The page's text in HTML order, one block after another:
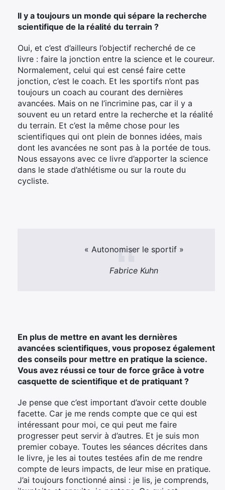
Il y a toujours un monde qui sépare la recherche
scientifique de la réalité du terrain ?
Oui, et c’est d’ailleurs l’objectif recherché de ce
livre : faire la jonction entre la science et le coureur.
Normalement, celui qui est censé faire cette
jonction, c’est le coach. Et les sportifs n’ont pas
toujours un coach au courant des dernières
avancées. Mais on ne l’incrimine pas, car il y a
souvent eu un retard entre la recherche et la réalité
du terrain. Et c’est la même chose pour les
scientifiques qui ont plein de bonnes idées, mais
dont les avancées ne sont pas à la portée de tous.
Nous essayons avec ce livre d’apporter la science
dans le stade d’athlétisme ou sur la route du
cycliste.
« Autonomiser le sportif »
Fabrice Kuhn
En plus de mettre en avant les dernières
avancées scientifiques, vous proposez également
des conseils pour mettre en pratique la science.
Vous avez réussi ce tour de force grâce à votre
casquette de scientifique et de pratiquant ?
Je pense que c’est important d’avoir cette double
facette. Car je me rends compte que ce qui est
intéressant pour moi, ce qui peut me faire
progresser peut servir à d’autres. Et je suis mon
premier cobaye. Toutes les séances décrites dans
le livre, je les ai toutes testées afin de me rendre
compte de leurs impacts, de leur mise en pratique.
J’ai toujours fonctionné ainsi : je lis, je comprends,